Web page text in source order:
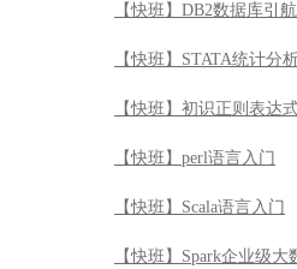
【快班】DB2数据库引
【快班】STATA统计分
【快班】初识正则表达
【快班】perl语言入门
【快班】Scala语言入门
【快班】Spark企业级